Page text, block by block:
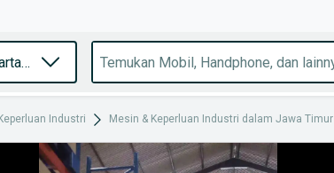
Industri Mesin & Keperluan Industri dalam Jawa Timur